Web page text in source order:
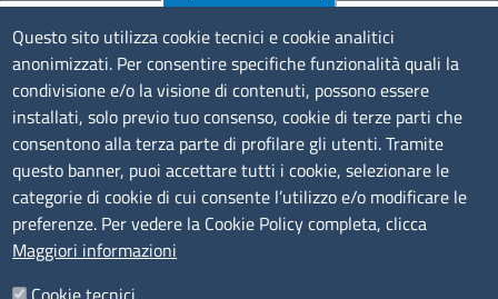
Pec:cciaa@pec.fera.camcom.it
Amministrazione Trasparente
Bandi di gara
Bilanci
Concorsi e selezioni
Procedimenti
Provvedimenti
Seguici su
Questo sito utilizza cookie tecnici e cookie analitici
anonimizzati. Per consentire specifiche funzionalità quali la
condivisione e/o la visione di contenuti, possono essere
installati, solo previo tuo consenso, cookie di terze parti che
consentono alla terza parte di profilare gli utenti. Tramite
questo banner, puoi accettare tutti i cookie, selezionare le
categorie di cookie di cui consente l’utilizzo e/o modificare le
preferenze. Per vedere la Cookie Policy completa, clicca
Maggiori informazioni